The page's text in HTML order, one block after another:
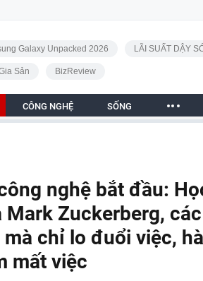
Galaxy Unpacked 2026 LÃI SUẤT DẬY
Sản BizReview
CÔNG NGHỆ SỐNG
nghệ bắt đầu:
Mark Zuckerberg,
chỉ lo đuổi việc,
mất việc